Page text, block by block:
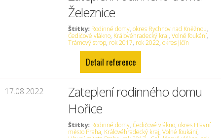
Železnice
Štítky: Rodinné domy,okres Rychnov nad Kněžnou,
Čedičové vlákno, Královéhradecký kraj,Volné foukání,
Trámový strop, rok 2017, rok 2022,okres Jičín
Detail reference
17.08.2022
Zateplení rodinného domu
Hořice
Štítky: Rodinné domy,Čedičové vlákno,okres Hlavní
město Praha, Královéhradecký kraj,Volné foukání,